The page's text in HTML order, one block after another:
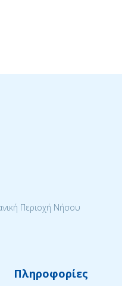
Περιοχή Νήσου
Πληροφορίες